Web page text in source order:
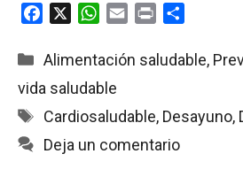
c
b
o
o
W
a
s
A
p
a
i
m
r
Categorías
Alimentación saludable,
vida saludable
Etiquetas
Cardiosaludable, Desayuno,
Deja un comentario